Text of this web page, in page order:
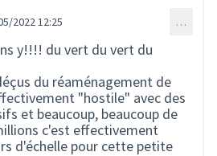
au commentaire 50)
2022 12:25 …
y!!!! du vert du vert du
du réaménagement de
"hostile" avec des
et beaucoup, beaucoup de
c'est effectivement
d'échelle pour cette petite